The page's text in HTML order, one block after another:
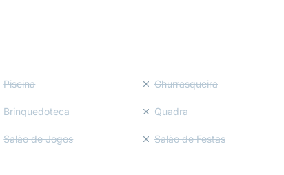
Piscina Churrasqueira
Brinquedoteca Quadra
Salão de Jogos Salão de Festas